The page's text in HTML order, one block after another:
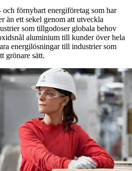
förnybart energiföretag som har
än ett sekel genom att utveckla
som tillgodoser globala behov
aluminium till kunder över hela
energilösningar till industrier som
grönare sätt.